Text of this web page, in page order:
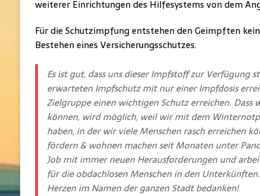
weiterer Einrichtungen des Hilfesystems von dem
Für die Schutzimpfung entstehen den Geimpften
Bestehen eines Versicherungsschutzes.
Es ist gut, dass uns dieser Impfstoff zur Verfügung
erwarteten Impfschutz mit nur einer Impfdosis
Zielgruppe einen wichtigen Schutz erreichen. Dass
können, wird möglich, weil wir mit dem
haben, in der wir viele Menschen rasch erreichen
fördern & wohnen machen seit Monaten unter
Job mit immer neuen Herausforderungen und
für die obdachlosen Menschen in den
Herzen im Namen der ganzen Stadt bedanken!